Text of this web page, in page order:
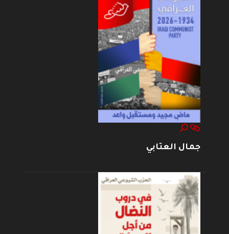
جمال العتابي